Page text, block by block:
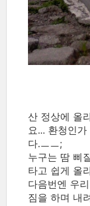
산 정상에 올
요... 환청인
다.ㅡㅡ;
누구는 땀 삐
타고 쉽게 올
다음번엔 우
짐을 하며 내